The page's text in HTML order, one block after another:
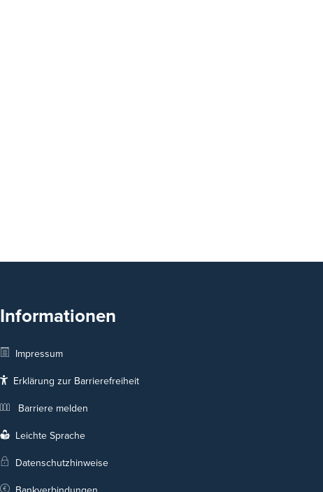
Informationen
Impressum
Erklärung zur Barrierefreiheit
Barriere melden
Leichte Sprache
Datenschutzhinweise